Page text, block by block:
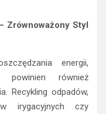
Zrównoważony Styl
energii,
powinien również
Recykling odpadów,
irygacyjnych czy